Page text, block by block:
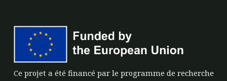
Ce projet a été financé par le programme de recherche